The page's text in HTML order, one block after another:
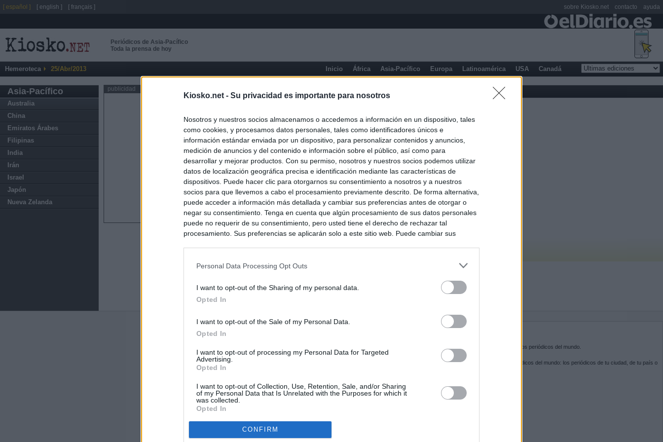
Kiosko.net - Su privacidad es importante para nosotros
Nosotros y nuestros socios almacenamos o accedemos a información en un dispositivo, tales
como cookies, y procesamos datos personales, tales como identificadores únicos e
información estándar enviada por un dispositivo, para personalizar contenidos y anuncios,
medición de anuncios y del contenido e información sobre el público, así como para
desarrollar y mejorar productos. Con su permiso, nosotros y nuestros socios podemos utilizar
datos de localización geográfica precisa e identificación mediante las características de
dispositivos. Puede hacer clic para otorgarnos su consentimiento a nosotros y a nuestros
socios para que llevemos a cabo el procesamiento previamente descrito. De forma alternativa,
puede acceder a información más detallada y cambiar sus preferencias antes de otorgar o
negar su consentimiento. Tenga en cuenta que algún procesamiento de sus datos personales
puede no requerir de su consentimiento, pero usted tiene el derecho de rechazar tal
procesamiento. Sus preferencias se aplicarán solo a este sitio web. Puede cambiar sus
Personal Data Processing Opt Outs
I want to opt-out of the Sharing of my personal data.
Opted In
I want to opt-out of the Sale of my Personal Data.
Opted In
I want to opt-out of processing my Personal Data for Targeted
Advertising.
Opted In
I want to opt-out of Collection, Use, Retention, Sale, and/or Sharing
of my Personal Data that Is Unrelated with the Purposes for which it
was collected.
Opted In
CONFIRM
Periódicos de Asia-Pacífico
Toda la prensa de hoy
Hemeroteca 25/Abr/2013 Inicio África Asia-Pacífico Europa Latinoamérica USA Canadá
Asia-Pacífico
Australia
China
Emiratos Árabes
Filipinas
India
Irán
Israel
Japón
Nueva Zelanda
publicidad Emiratos Árabes
Últimas noticias
España impone controles a los viajeros procedentes de Italia tras el rechazo de
Meloni a quitarlos
España hasta el 15 de agosto: "No aceptamos imposiciones"
La Fiscalía actuará contra las comunidades que no acojan a los menores
asignados por la crisis de Ceuta
SOBRE KIOSKO.NET
es la puerta de entrada a los periódicos del mundo.
Navega por las portadas de los periódicos del mundo: los periódicos de tu ciudad, de tu país o
SÍGUENOS
[ español ] [ english ] [ français ] sobre Kiosko.net contacto ayuda